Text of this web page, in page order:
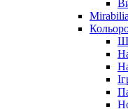
Mirabilia